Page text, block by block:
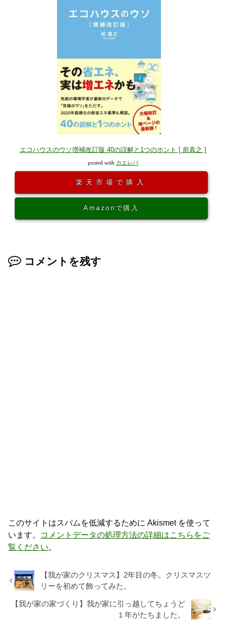
エコハウスのウソ増補改訂版 40の誤解と1つのホント [ 前真之 ]
posted with カエレバ
楽天市場で購入
Amazonで購入
コメントを残す
このサイトはスパムを低減するために Akismet を使って
います。 コメントデータの処理方法の詳細はこちらをご
覧ください。
【我が家のクリスマス】2年目の冬。クリスマスツ
リーを初めて飾ってみた。
【我が家の家づくり】我が家に引っ越してちょうど
１年がたちました。